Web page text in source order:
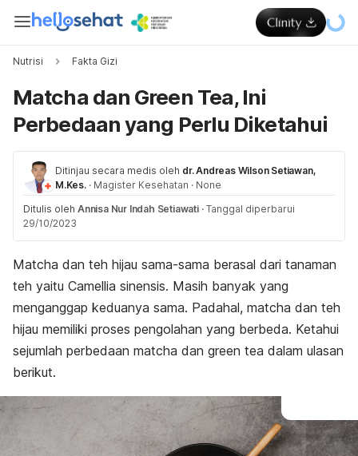
Nutrisi Fakta Gizi
Matcha dan Green Tea, Ini
Perbedaan yang Perlu Diketahui
Ditinjau secara medis oleh dr. Andreas Wilson Setiawan,
M.Kes. · Magister Kesehatan · None
Ditulis oleh Annisa Nur Indah Setiawati · Tanggal diperbarui
29/10/2023
Matcha dan teh hijau sama-sama berasal dari tanaman
teh yaitu Camellia sinensis. Masih banyak yang
menganggap keduanya sama. Padahal, matcha dan teh
hijau memiliki proses pengolahan yang berbeda. Ketahui
sejumlah perbedaan matcha dan green tea dalam ulasan
berikut.